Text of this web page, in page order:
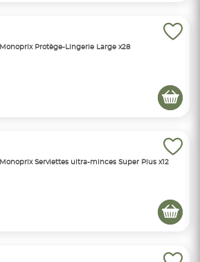
Monoprix Protège-Lingerie Large x28
Monoprix Serviettes ultra-minces Super Plus x12